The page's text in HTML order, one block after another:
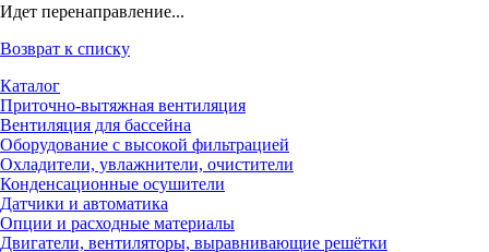
Идет перенаправление...
Возврат к списку
Каталог
Приточно-вытяжная вентиляция
Вентиляция для бассейна
Оборудование с высокой фильтрацией
Охладители, увлажнители, очистители
Конденсационные осушители
Датчики и автоматика
Опции и расходные материалы
Двигатели, вентиляторы, выравнивающие решётки